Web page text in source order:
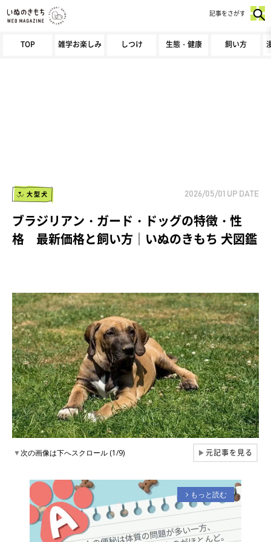
TOP 雑学お楽しみ しつけ 生態・健康 飼い方
記事をさがす
大型犬 2026/05/01 UP DATE
ブラジリアン・ガード・ドッグの特徴・性
格 最新価格と飼い方｜いぬのきもち 犬図鑑
▼次の画像は下へスクロール (1/9) ▶元記事を見る
arrow_forward_ios もっと読む